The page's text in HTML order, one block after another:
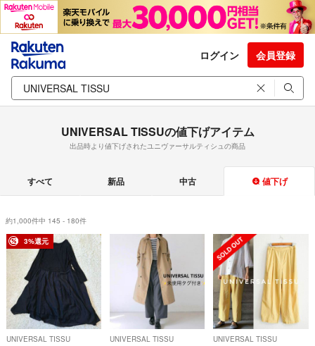
ログイン 会員登録
UNIVERSAL TISSUの値下げアイテム
出品時より値下げされたユニヴァーサルティシュの商品
すべて 新品 中古 値下げ
約1,000件中 145 - 180件
3%還元
UNIVERSAL TISSU UNIVERSAL TISSU UNIVERSAL TISSU